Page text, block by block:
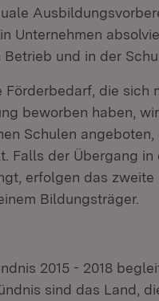
Unternehmen
und in der
Förderbedarf, die sich
beworben haben,
Schulen
Falls der Übergang
erfolgen das
Bildungsträger.
2015 - 2018
sind das Land,